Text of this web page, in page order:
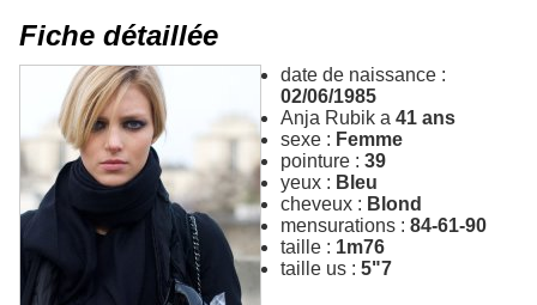
Fiche détaillée
date de naissance :
02/06/1985
Anja Rubik a 41 ans
sexe : Femme
pointure : 39
yeux : Bleu
cheveux : Blond
mensurations : 84-61-90
taille : 1m76
taille us : 5"7